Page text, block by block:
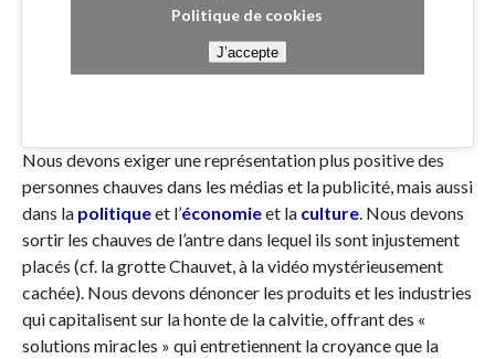
Politique de cookies
J’accepte
Nous devons exiger une représentation plus positive des
personnes chauves dans les médias et la publicité, mais aussi
dans la politiqueet l’économieet la culture. Nous devons
sortir les chauves de l’antre dans lequel ils sont injustement
placés (cf. la grotte Chauvet, à la vidéo mystérieusement
cachée). Nous devons dénoncer les produits et les industries
qui capitalisent sur la honte de la calvitie, offrant des «
solutions miracles » qui entretiennent la croyance que la